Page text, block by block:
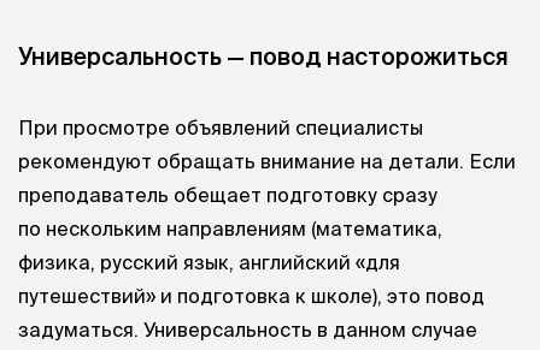
Универсальность — повод насторожиться
При просмотре объявлений специалисты
рекомендуют обращать внимание на детали. Если
преподаватель обещает подготовку сразу
по нескольким направлениям (математика,
физика, русский язык, английский «для
путешествий» и подготовка к школе), это повод
задуматься. Универсальность в данном случае